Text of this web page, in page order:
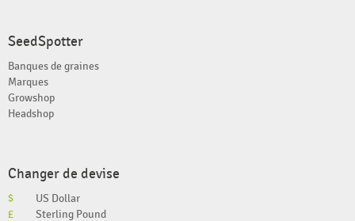
SeedSpotter
Banques de graines
Marques
Growshop
Headshop
Changer de devise
$
US Dollar
£
Sterling Pound